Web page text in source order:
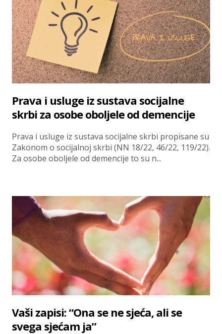
Prava i usluge iz sustava socijalne
skrbi za osobe oboljele od demencije
Prava i usluge iz sustava socijalne skrbi propisane su
Zakonom o socijalnoj skrbi (NN 18/22, 46/22, 119/22).
Za osobe oboljele od demencije to su n...
Vaši zapisi: “Ona se ne sjeća, ali se
svega sjećam ja”